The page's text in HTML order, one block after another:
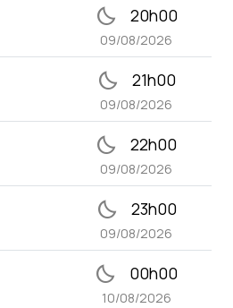
bedtime 20h00
09/08/2026
bedtime 21h00
09/08/2026
bedtime 22h00
09/08/2026
bedtime 23h00
09/08/2026
bedtime 00h00
10/08/2026